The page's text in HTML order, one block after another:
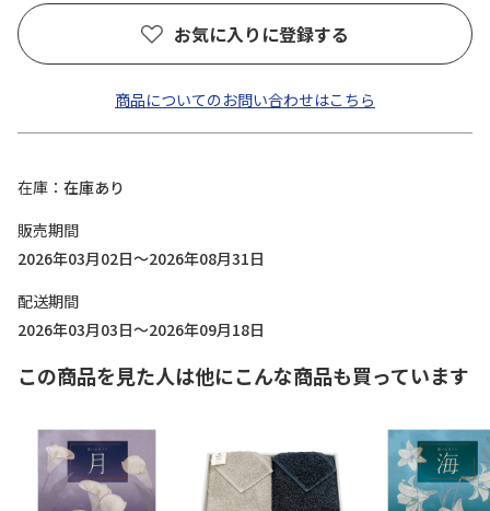
お気に入りに登録する
商品についてのお問い合わせはこちら
在庫
在庫あり
販売期間
2026年03月02日～2026年08月31日
配送期間
2026年03月03日～2026年09月18日
この商品を見た人は他にこんな商品も買っています